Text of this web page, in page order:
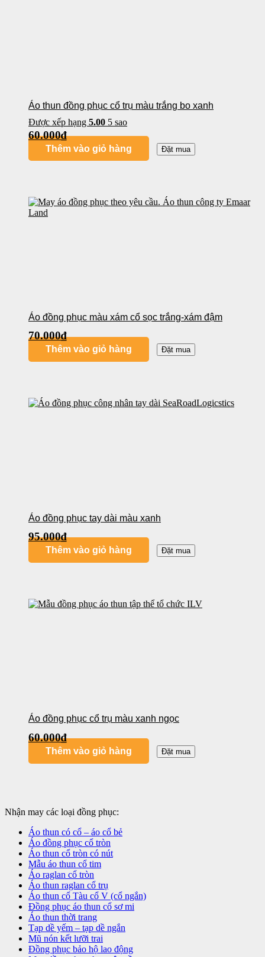
Áo thun đồng phục cổ trụ màu trắng bo xanh
Được xếp hạng 5.00 5 sao
60.000₫
Thêm vào giỏ hàng Đặt mua
Áo đồng phục màu xám cổ sọc trắng-xám đậm
70.000₫
Thêm vào giỏ hàng Đặt mua
Áo đồng phục tay dài màu xanh
95.000₫
Thêm vào giỏ hàng Đặt mua
Áo đồng phục cổ trụ màu xanh ngọc
60.000₫
Thêm vào giỏ hàng Đặt mua
Nhận may các loại đồng phục:
Áo thun có cổ – áo cổ bẻ
Áo đồng phục cổ tròn
Áo thun cổ tròn có nút
Mẫu áo thun cổ tim
Áo raglan cổ tròn
Áo thun raglan cổ trụ
Áo thun cổ Tàu cổ V (cổ ngắn)
Đồng phục áo thun cổ sơ mi
Áo thun thời trang
Tạp dề yếm – tạp dề ngắn
Mũ nón kết lưỡi trai
Đồng phục bảo hộ lao động